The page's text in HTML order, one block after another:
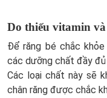
Do thiếu vitamin
Để răng bé chắc
các dưỡng chất đầy đủ
Các loại chất này sẽ
chân răng được chắc